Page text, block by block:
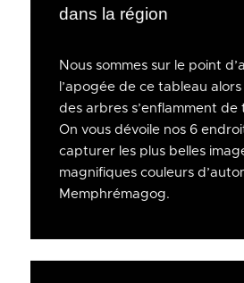
dans la région
Nous sommes sur le point
l’apogée de ce tableau
des arbres s’enflamment de
On vous dévoile nos 6
capturer les plus belles
magnifiques couleurs
Memphrémagog.